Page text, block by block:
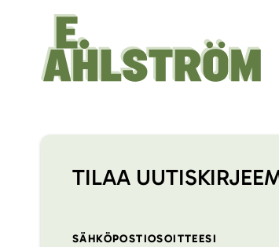
TILAA
SÄHKÖPOSTIOSOITTEESI